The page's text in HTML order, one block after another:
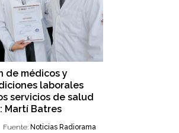
de médicos y
laborales
servicios de salud
Martí Batres
Fuente: Noticias Radiorama